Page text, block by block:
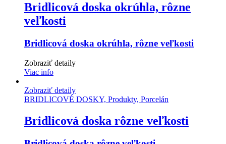
Bridlicová doska okrúhla, rôzne
veľkosti
Bridlicová doska okrúhla, rôzne veľkosti
Zobraziť detaily
Viac info
Zobraziť detaily
BRIDLICOVÉ DOSKY, Produkty, Porcelán
Bridlicová doska rôzne veľkosti